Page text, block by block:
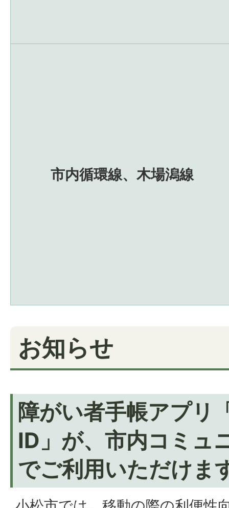
市内循環線、木場潟線
お知らせ
障がい者手帳アプリ
ID」が、市内コミュ
でご利用いただけま